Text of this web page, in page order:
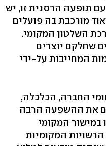
תופעה הרסנית זו, יש
מורכבת בה פועלים
השלטון המקומי.
שחלקם יוצרים
המחייבות על-ידי
החברה, הכלכלה,
את ההשפעה הרבה
במישור המקומי
המקומיות